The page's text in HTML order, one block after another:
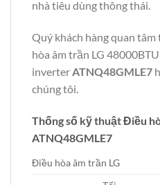
nhà tiêu dùng thông thái.
Quý khách hàng quan
hòa âm trần LG 48000BTU
inverterATNQ48GMLE7
chúng tôi.
Thống số kỹ thuật Điều
ATNQ48GMLE7
Điều hòa âm trần LG